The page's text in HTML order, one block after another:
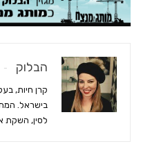
הבלוק
קרן חיות,
בישראל.
לסין, השקת